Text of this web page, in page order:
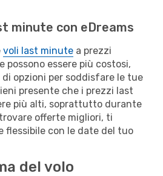
minute con eDreams
voli last minute a prezzi
possono essere più costosi,
opzioni per soddisfare le tue
presente che i prezzi last
più alti, soprattutto durante
offerte migliori, ti
flessibile con le date del tuo
del volo